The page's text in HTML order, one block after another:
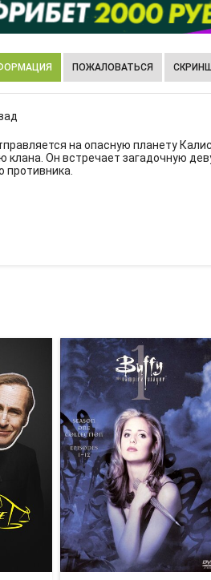
ПОЖАЛОВАТЬСЯ
на опасную планету
Он встречает загадочную
противника.